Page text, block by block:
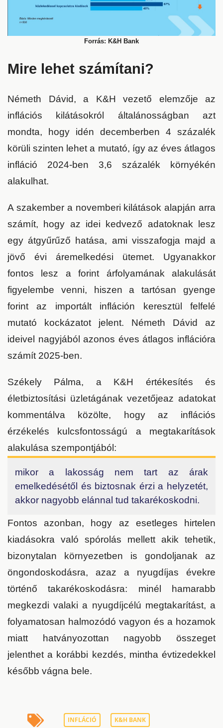
Forrás: K&H Bank
Mire lehet számítani?
Németh Dávid, a K&H vezető elemzője az
inflációs kilátásokról általánosságban azt
mondta, hogy idén decemberben 4 százalék
körüli szinten lehet a mutató, így az éves átlagos
infláció 2024-ben 3,6 százalék környékén
alakulhat.
A szakember a novemberi kilátások alapján arra
számít, hogy az idei kedvező adatoknak lesz
egy átgyűrűző hatása, ami visszafogja majd a
jövő évi áremelkedési ütemet. Ugyanakkor
fontos lesz a forint árfolyamának alakulását
figyelembe venni, hiszen a tartósan gyenge
forint az importált infláción keresztül felfelé
mutató kockázatot jelent. Németh Dávid az
ideivel nagyjából azonos éves átlagos inflációra
számít 2025-ben.
Székely Pálma, a K&H értékesítés és
életbiztosítási üzletágának vezetőjeaz adatokat
kommentálva közölte, hogy az inflációs
érzékelés kulcsfontosságú a megtakarítások
alakulása szempontjából:
mikor a lakosság nem tart az árak
emelkedésétől és biztosnak érzi a helyzetét,
akkor nagyobb elánnal tud takarékoskodni.
Fontos azonban, hogy az esetleges hirtelen
kiadásokra való spórolás mellett akik tehetik,
bizonytalan környezetben is gondoljanak az
öngondoskodásra, azaz a nyugdíjas évekre
történő takarékoskodásra: minél hamarabb
megkezdi valaki a nyugdíjcélú megtakarítást, a
folyamatosan halmozódó vagyon és a hozamok
miatt hatványozottan nagyobb összeget
jelenthet a korábbi kezdés, mintha évtizedekkel
később vágna bele.
INFLÁCIÓ K&H BANK